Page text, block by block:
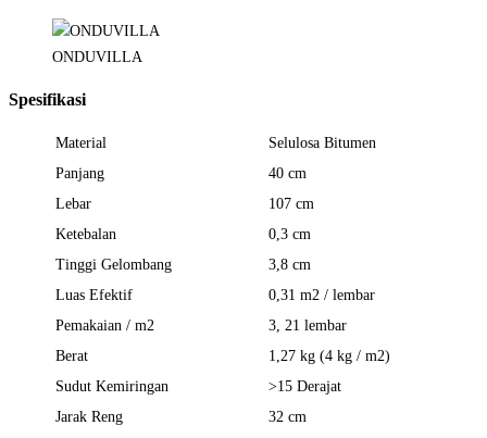
ONDUVILLA
Spesifikasi
Material
Selulosa Bitumen
Panjang
40 cm
Lebar
107 cm
Ketebalan
0,3 cm
Tinggi Gelombang
3,8 cm
Luas Efektif
0,31 m2 / lembar
Pemakaian / m2
3, 21 lembar
Berat
1,27 kg (4 kg / m2)
Sudut Kemiringan
>15 Derajat
Jarak Reng
32 cm